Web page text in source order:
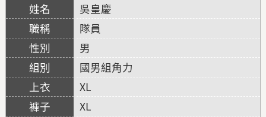
吳皇慶
隊員
男
國男組角力
XL
XL